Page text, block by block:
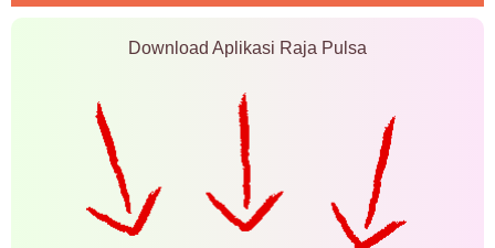
Download Aplikasi Raja Pulsa